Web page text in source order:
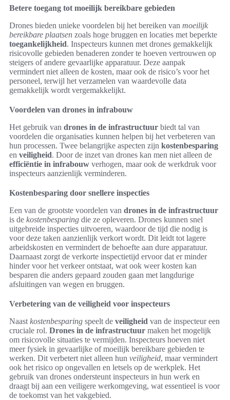
Betere toegang tot moeilijk bereikbare gebieden
Drones bieden unieke voordelen bij het bereiken van moeilijk
bereikbare plaatsen zoals hoge bruggen en locaties met beperkte
toegankelijkheid. Inspecteurs kunnen met drones gemakkelijk
risicovolle gebieden benaderen zonder te hoeven vertrouwen op
steigers of andere gevaarlijke apparatuur. Deze aanpak
vermindert niet alleen de kosten, maar ook de risico’s voor het
personeel, terwijl het verzamelen van waardevolle data
gemakkelijk wordt vergemakkelijkt.
Voordelen van drones in infrabouw
Het gebruik van drones in de infrastructuur biedt tal van
voordelen die organisaties kunnen helpen bij het verbeteren van
hun processen. Twee belangrijke aspecten zijn kostenbesparing
en veiligheid. Door de inzet van drones kan men niet alleen de
efficiëntie in infrabouw verhogen, maar ook de werkdruk voor
inspecteurs aanzienlijk verminderen.
Kostenbesparing door snellere inspecties
Een van de grootste voordelen van drones in de infrastructuur
is de kostenbesparing die ze opleveren. Drones kunnen snel
uitgebreide inspecties uitvoeren, waardoor de tijd die nodig is
voor deze taken aanzienlijk verkort wordt. Dit leidt tot lagere
arbeidskosten en vermindert de behoefte aan dure apparatuur.
Daarnaast zorgt de verkorte inspectietijd ervoor dat er minder
hinder voor het verkeer ontstaat, wat ook weer kosten kan
besparen die anders gepaard zouden gaan met langdurige
afsluitingen van wegen en bruggen.
Verbetering van de veiligheid voor inspecteurs
Naast kostenbesparing speelt de veiligheid van de inspecteur een
cruciale rol. Drones in de infrastructuur maken het mogelijk
om risicovolle situaties te vermijden. Inspecteurs hoeven niet
meer fysiek in gevaarlijke of moeilijk bereikbare gebieden te
werken. Dit verbetert niet alleen hun veiligheid, maar vermindert
ook het risico op ongevallen en letsels op de werkplek. Het
gebruik van drones ondersteunt inspecteurs in hun werk en
draagt bij aan een veiligere werkomgeving, wat essentieel is voor
de toekomst van het vakgebied.